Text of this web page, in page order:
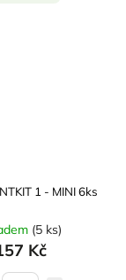
1 - MINI 6ks
(5 ks)
Kč